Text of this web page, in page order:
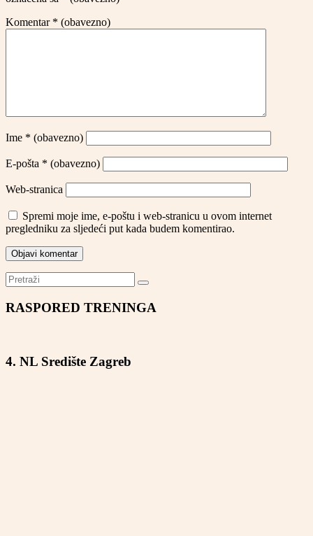
Komentar * (obavezno)
Ime * (obavezno)
E-pošta * (obavezno)
Web-stranica
Spremi moje ime, e-poštu i web-stranicu u ovom internet
pregledniku za sljedeći put kada budem komentirao.
RASPORED TRENINGA
4. NL Središte Zagreb